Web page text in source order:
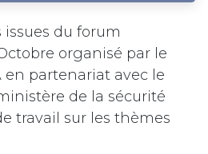
du forum
organisé par le
en partenariat avec le
de la sécurité
travail sur les thèmes